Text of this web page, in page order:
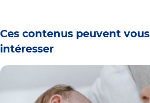
Ces contenus peuvent vous
intéresser